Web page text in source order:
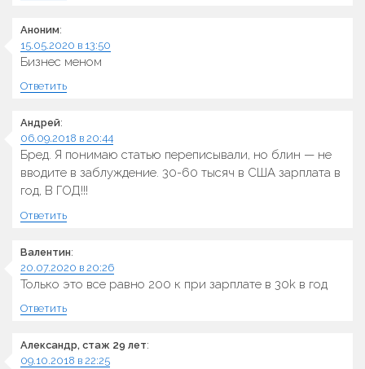
Аноним:
15.05.2020 в 13:50
Бизнес меном
Ответить
Андрей:
06.09.2018 в 20:44
Бред. Я понимаю статью переписывали, но блин — не
вводите в заблуждение. 30-60 тысяч в США зарплата в
год, В ГОД!!!
Ответить
Валентин:
20.07.2020 в 20:26
Только это все равно 200 к при зарплате в 30k в год
Ответить
Александр, стаж 29 лет:
09.10.2018 в 22:25